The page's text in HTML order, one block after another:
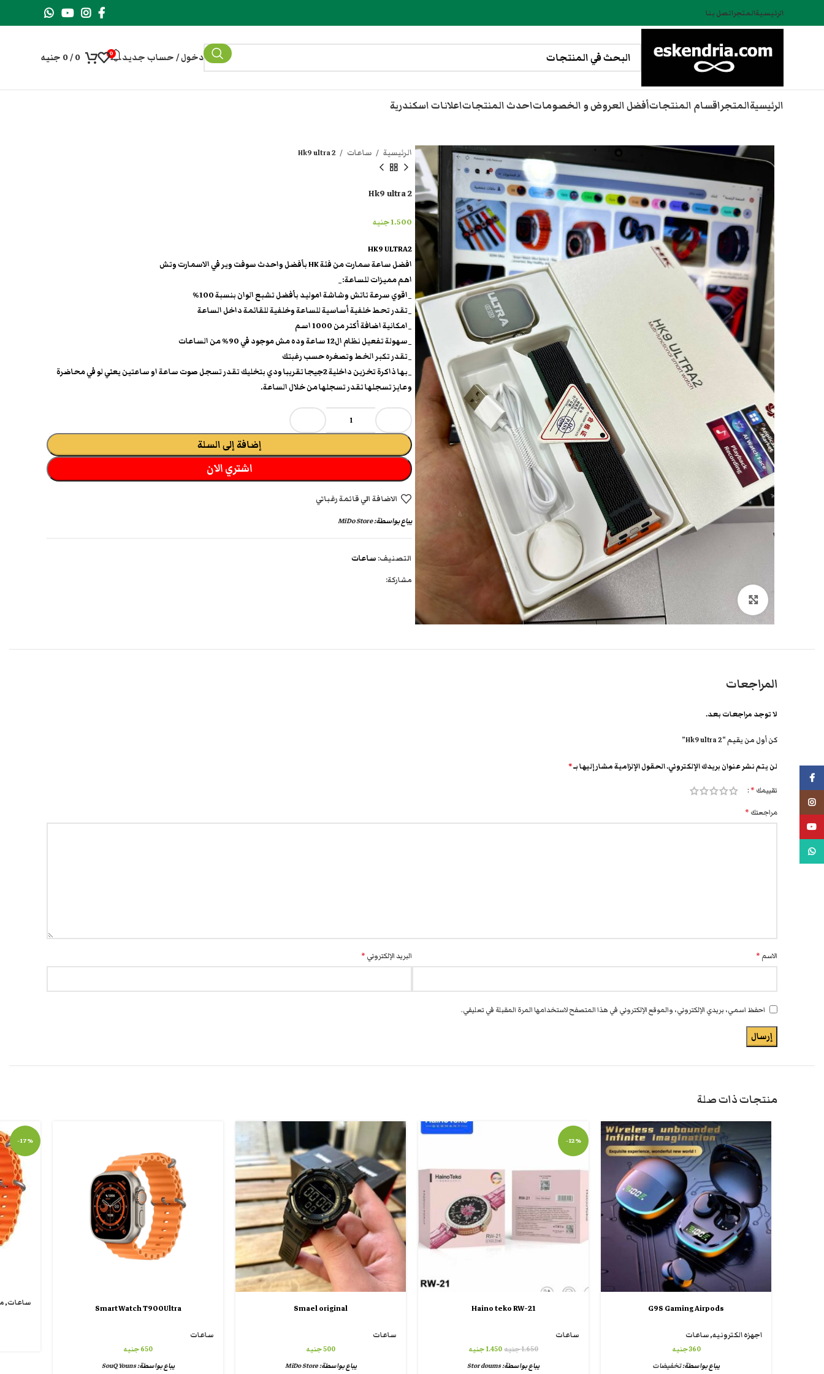
الرئيسيةالمتجراتصل بنا
دخول / حساب جديد 0
0
/
0 جنيه
الرئيسيةالمتجراقسام المنتجاتأفضل العروض و الخصوماتاحدث المنتجاتاعلانات اسكندرية
انقر هنا لتكبير الصورة
الرئيسية ساعات Hk9 ultra 2
Hk9 ultra 2
1.500جنيه
HK9 ULTRA2
افضل ساعة سمارت من فئة HK بأفضل واحدث سوفت وير في الاسمارت وتش
اهم مميزات للساعة:_
_اقوي سرعة تاتش وشاشة اموليد بأفضل تشبع الوان بنسبة 100%
_تقدر تحط خلفية أساسية للساعة وخلفية للقائمة داخل الساعة
_امكانية اضافة أكتر من 1000 اسم
_سهولة تفعيل نظام ال12 ساعة وده مش موجود في 90% من الساعات
_تقدر تكبر الخط وتصغره حسب رغبتك
_بها ذاكرة تخزين داخلية 2جيجا تقريبا ودي بتخليك تقدر تسجل صوت ساعة او ساعتين يعني لو في محاضرة
وعايز تسجلها تقدر تسجلها من خلال الساعة.
إضافة إلى السلة
اشتري الان
الاضافة الي قائمة رغباتي
يباع بواسطة:MiDo Store
التصنيف: ساعات
مشاركة:
المراجعات
لا توجد مراجعات بعد.
كن أول من يقيم “Hk9 ultra 2”
لن يتم نشر عنوان بريدك الإلكتروني.الحقول الإلزامية مشار إليها بـ*
تقييمك *
مراجعتك *
الاسم * البريد الإلكتروني *
احفظ اسمي، بريدي الإلكتروني، والموقع الإلكتروني في هذا المتصفح لاستخدامها المرة المقبلة في تعليقي.
منتجات ذات صلة
G9S Gaming Airpods
اجهزه الكترونيه,ساعات
360جنيه
يباع بواسطة:تخفيضات
-12%
Haino teko RW-21
ساعات
1.650جنيه1.450جنيه
يباع بواسطة:Stor doums
Smael original
ساعات
500جنيه
يباع بواسطة:MiDo Store
Smart Watch T900Ultra
ساعات
650جنيه
يباع بواسطة:SouQ Youns
-17%
ساعات,
يوتيوب